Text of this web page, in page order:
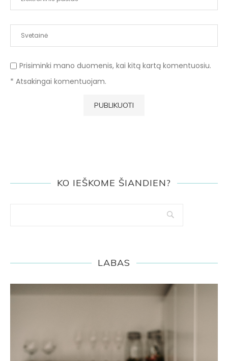
Prisiminki mano duomenis, kai kitą kartą komentuosiu.
* Atsakingai komentuojam.
KO IEŠKOME ŠIANDIEN?
LABAS